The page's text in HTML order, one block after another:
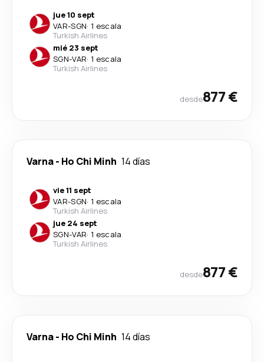
jue 10 sept
VAR-SGN· 1 escala
Turkish Airlines
mié 23 sept
SGN-VAR· 1 escala
Turkish Airlines
desde877 €
Varna- Ho Chi Minh 14 días
vie 11 sept
VAR-SGN· 1 escala
Turkish Airlines
jue 24 sept
SGN-VAR· 1 escala
Turkish Airlines
desde877 €
Varna- Ho Chi Minh 14 días